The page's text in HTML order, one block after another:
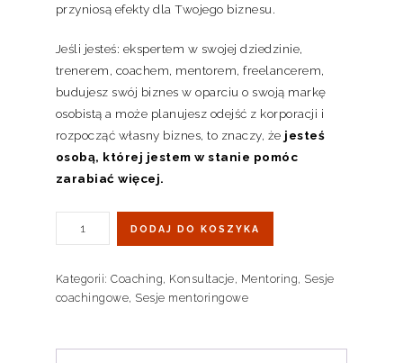
przyniosą efekty dla Twojego biznesu.
Jeśli jesteś: ekspertem w swojej dziedzinie,
trenerem, coachem, mentorem, freelancerem,
budujesz swój biznes w oparciu o swoją markę
osobistą a może planujesz odejść z korporacji i
rozpocząć własny biznes, to znaczy, że jesteś
osobą, której jestem w stanie pomóc
zarabiać więcej.
DODAJ DO KOSZYKA
Kategorii: Coaching, Konsultacje, Mentoring, Sesje
coachingowe, Sesje mentoringowe